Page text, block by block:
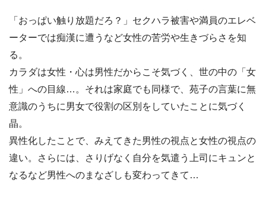
「おっぱい触り放題だろ？」セクハラ被害や満員のエレベ
ーターでは痴漢に遭うなど女性の苦労や生きづらさを知
る。
カラダは女性・心は男性だからこそ気づく、世の中の「女
性」への目線…。それは家庭でも同様で、苑子の言葉に無
意識のうちに男女で役割の区別をしていたことに気づく
晶。
異性化したことで、みえてきた男性の視点と女性の視点の
違い。さらには、さりげなく自分を気遣う上司にキュンと
なるなど男性へのまなざしも変わってきて…